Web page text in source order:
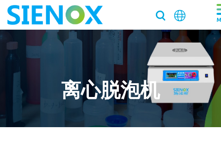
关于我们
加入施诺斯
产品中心
产品中心
离心脱泡机
离心脱泡机